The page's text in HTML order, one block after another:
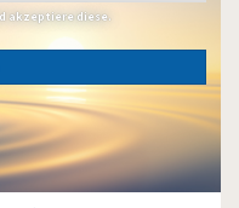
akzeptiere diese.